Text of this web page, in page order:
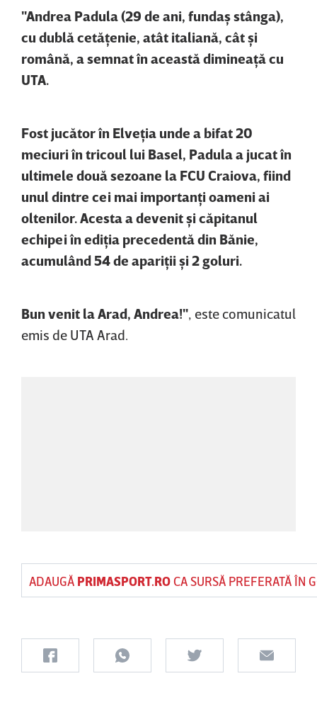
"Andrea Padula (29 de ani, fundaş stânga),
cu dublă cetăţenie, atât italiană, cât şi
română, a semnat în această dimineaţă cu
UTA.
Fost jucător în Elveţia unde a bifat 20
meciuri în tricoul lui Basel, Padula a jucat în
ultimele două sezoane la FCU Craiova, fiind
unul dintre cei mai importanţi oameni ai
oltenilor. Acesta a devenit şi căpitanul
echipei în ediţia precedentă din Bănie,
acumulând 54 de apariţii şi 2 goluri.
Bun venit la Arad, Andrea!" , este comunicatul
emis de UTA Arad.
ADAUGĂ PRIMASPORT.ROCA SURSĂ PREFERATĂ ÎN